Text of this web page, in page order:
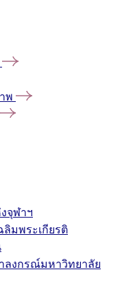
พ
จุฬาฯ
มพระเกียรติ
ลงกรณ์มหาวิทยาลัย